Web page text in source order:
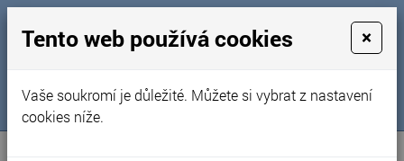
Obchodní podmínky
Sledujte nás na FB
Tento web používá cookies ×
Vaše soukromí je důležité. Můžete si vybrat z nastavení
cookies níže.